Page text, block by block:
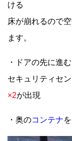
ける
床が崩れるので
ます。
・ドアの先に進
セキュリティセ
×2が出現
・奥のコンテナ